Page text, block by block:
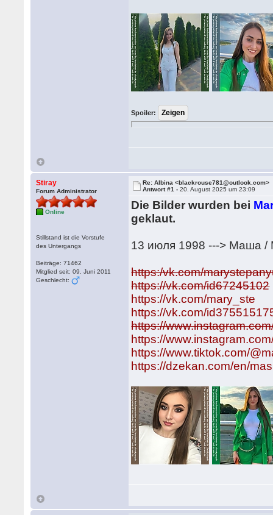
Spoiler:
Stiray
Forum Administrator
Online
Stillstand ist die Vorstufe
des Untergangs
Beiträge: 71462
Mitglied seit: 09. Juni 2011
Geschlecht:
Re: Albina <blackrouse781@outlook.com>
Antwort #1 -20. August 2025 um 23:09
Die Bilder wurden bei
geklaut.
13 июля 1998 ---> Маша /
https:/vk.com/
https://vk.com/id67245102
https://vk.com/mary_ste
https://vk.com/
https://
https://
https://www.tiktok.com/
https://dzekan.com/en/